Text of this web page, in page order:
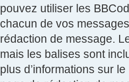
pouvez utiliser les
chacun de vos
rédaction de message.
mais les balises sont
plus d’informations sur